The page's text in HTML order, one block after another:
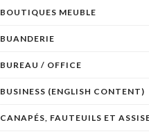
BOUTIQUES MEUBLE
BUANDERIE
BUREAU / OFFICE
BUSINESS (ENGLISH CONTENT)
CANAPÉS, FAUTEUILS ET